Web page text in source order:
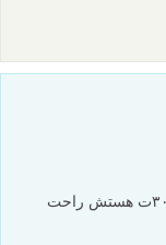
سلام با یک اداپتور معکوس کردن لنز ک حدود ۳۰ت هستش راحت